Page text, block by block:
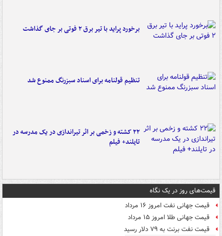
برخورد پراید با تیر برق ۲ فوتی بر جای گذاشت
تنظیم قولنامه برای اسناد سبزرنگ ممنوع شد
۲۲ کشته و زخمی بر اثر تیراندازی در یک مدرسه در
تایلند+ فیلم
قیمت‌های روز در یک نگاه
قیمت جهانی نفت امروز ۱۶ مرداد
قیمت جهانی طلا امروز ۱۵ مرداد
قیمت نفت برنت به ۷۹ دلار رسید